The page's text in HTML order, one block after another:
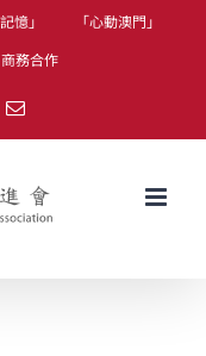
憶」
「心動澳門」
商務合作
Email